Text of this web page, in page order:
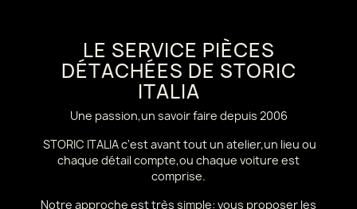
LE SERVICE PIÈCES
DÉTACHÉES DE STORIC
ITALIA
Une passion,un savoir faire depuis 2006
STORIC ITALIA c'est avant tout un atelier,un lieu ou
chaque détail compte,ou chaque voiture est
comprise.
Notre approche est très simple: vous proposer les